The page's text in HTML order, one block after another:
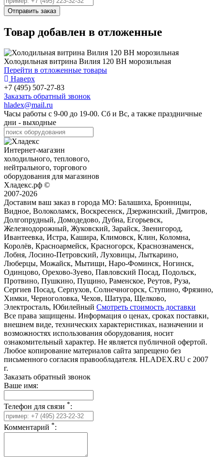
Товар добавлен в отложенные
Холодильная витрина Вилия 120 ВН морозильная
Перейти в отложенные товары
Наверх
+7 (495) 507-27-83
Заказать обратный звонок
hladex@mail.ru
Часы работы с 9-00 до 19-00. Сб и Вс, а также праздничные
дни - выходные
Интернет-магазин
холодильного, теплового,
нейтрального, торгового
оборудования для магазинов
Хладекс.рф ©
2007-2026
Доставим ваш заказ в города МО: Балашиха, Бронницы,
Видное, Волоколамск, Воскресенск, Дзержинский, Дмитров,
Долгопрудный, Домодедово, Дубна, Егорьевск,
Железнодорожный, Жуковский, Зарайск, Звенигород,
Ивантеевка, Истра, Кашира, Климовск, Клин, Коломна,
Королёв, Красноармейск, Красногорск, Краснознаменск,
Лобня, Лосино-Петровский, Луховицы, Лыткарино,
Люберцы, Можайск, Мытищи, Наро-Фоминск, Ногинск,
Одинцово, Орехово-Зуево, Павловский Посад, Подольск,
Протвино, Пушкино, Пущино, Раменское, Реутов, Руза,
Сергиев Посад, Серпухов, Солнечногорск, Ступино, Фрязино,
Химки, Черноголовка, Чехов, Шатура, Щелково,
Электросталь, Юбилейный Смотреть стоимость доставки
Все права защищены. Информация о ценах, сроках поставки,
внешнем виде, технических характеристиках, назначении и
возможностях использования оборудования, носит
ознакомительный характер. Не является публичной офертой.
Любое копирование материалов сайта запрещено без
письменного согласия правообладателя. HLADEX.RU c 2007
г.
Заказать обратный звонок
Ваше имя:
Телефон для связи *:
Комментарий *: